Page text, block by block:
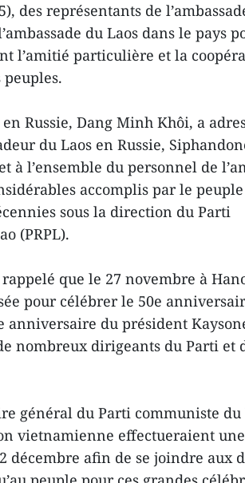
des représentants de
du Laos dans le pays
l’amitié particulière et la
Russie, Dang Minh Khôi, a
du Laos en Russie,
à l’ensemble du personnel de
accomplis par le
sous la direction du Parti
(PRPL).
que le 27 novembre à
pour célébrer le 50e
anniversaire du président
nombreux dirigeants du Parti et
général du Parti communiste du
vietnamienne effectueraient
décembre afin de se joindre aux